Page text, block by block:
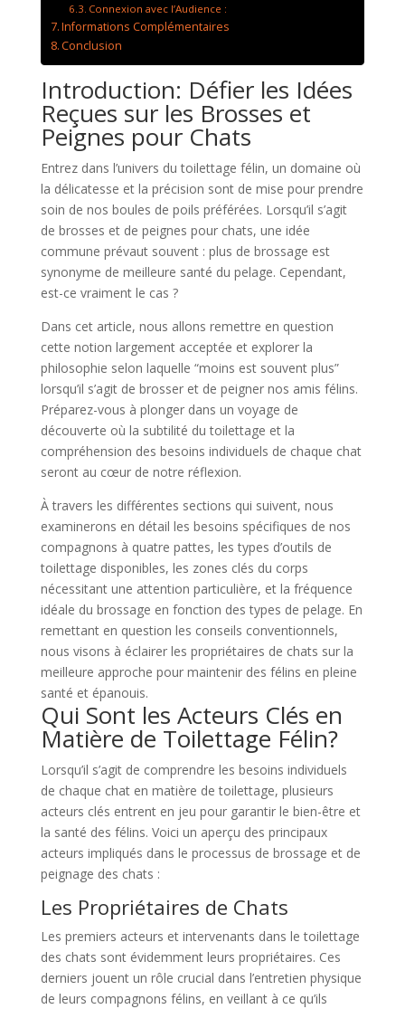
Connexion avec l’Audience :
Informations Complémentaires
Conclusion
Introduction: Défier les Idées
Reçues sur les Brosses et
Peignes pour Chats
Entrez dans l’univers du toilettage félin, un domaine où
la délicatesse et la précision sont de mise pour prendre
soin de nos boules de poils préférées. Lorsqu’il s’agit
de brosses et de peignes pour chats, une idée
commune prévaut souvent : plus de brossage est
synonyme de meilleure santé du pelage. Cependant,
est-ce vraiment le cas ?
Dans cet article, nous allons remettre en question
cette notion largement acceptée et explorer la
philosophie selon laquelle “moins est souvent plus”
lorsqu’il s’agit de brosser et de peigner nos amis félins.
Préparez-vous à plonger dans un voyage de
découverte où la subtilité du toilettage et la
compréhension des besoins individuels de chaque chat
seront au cœur de notre réflexion.
À travers les différentes sections qui suivent, nous
examinerons en détail les besoins spécifiques de nos
compagnons à quatre pattes, les types d’outils de
toilettage disponibles, les zones clés du corps
nécessitant une attention particulière, et la fréquence
idéale du brossage en fonction des types de pelage. En
remettant en question les conseils conventionnels,
nous visons à éclairer les propriétaires de chats sur la
meilleure approche pour maintenir des félins en pleine
santé et épanouis.
Qui Sont les Acteurs Clés en
Matière de Toilettage Félin?
Lorsqu’il s’agit de comprendre les besoins individuels
de chaque chat en matière de toilettage, plusieurs
acteurs clés entrent en jeu pour garantir le bien-être et
la santé des félins. Voici un aperçu des principaux
acteurs impliqués dans le processus de brossage et de
peignage des chats :
Les Propriétaires de Chats
Les premiers acteurs et intervenants dans le toilettage
des chats sont évidemment leurs propriétaires. Ces
derniers jouent un rôle crucial dans l’entretien physique
de leurs compagnons félins, en veillant à ce qu’ils